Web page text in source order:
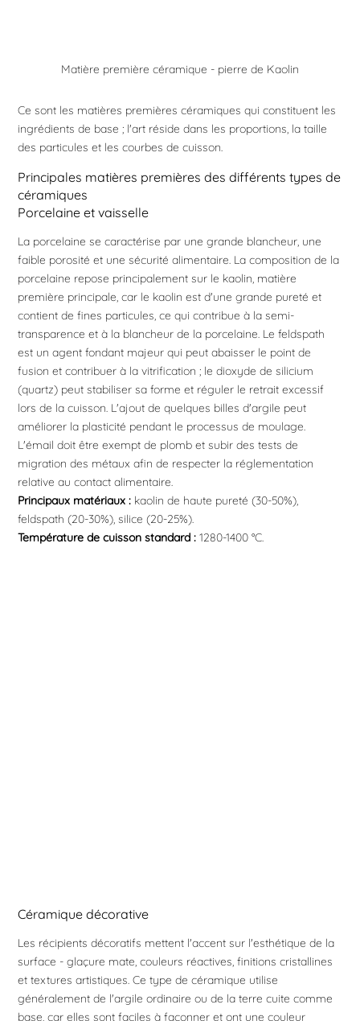
Matière première céramique - pierre de Kaolin
Ce sont les matières premières céramiques qui constituent les
ingrédients de base ; l'art réside dans les proportions, la taille
des particules et les courbes de cuisson.
Principales matières premières des différents types de
céramiques
Porcelaine et vaisselle
La porcelaine se caractérise par une grande blancheur, une
faible porosité et une sécurité alimentaire. La composition de la
porcelaine repose principalement sur le kaolin, matière
première principale, car le kaolin est d'une grande pureté et
contient de fines particules, ce qui contribue à la semi-
transparence et à la blancheur de la porcelaine. Le feldspath
est un agent fondant majeur qui peut abaisser le point de
fusion et contribuer à la vitrification ; le dioxyde de silicium
(quartz) peut stabiliser sa forme et réguler le retrait excessif
lors de la cuisson. L'ajout de quelques billes d'argile peut
améliorer la plasticité pendant le processus de moulage.
L'émail doit être exempt de plomb et subir des tests de
migration des métaux afin de respecter la réglementation
relative au contact alimentaire.
Principaux matériaux : kaolin de haute pureté (30-50%),
feldspath (20-30%), silice (20-25%).
Température de cuisson standard : 1280-1400 °C.
Céramique décorative
Les récipients décoratifs mettent l'accent sur l'esthétique de la
surface - glaçure mate, couleurs réactives, finitions cristallines
et textures artistiques. Ce type de céramique utilise
généralement de l'argile ordinaire ou de la terre cuite comme
base, car elles sont faciles à façonner et ont une couleur